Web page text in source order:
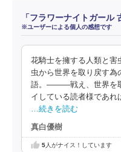
「フラワーナイトガール
※ユーザーによる個人の感想です
花騎士を擁する人類と害
虫から世界を取り戻す為
語。―――戦え、世界を
イしている読者様であれ
…続きを読む
真白優樹
5人がナイス！しています